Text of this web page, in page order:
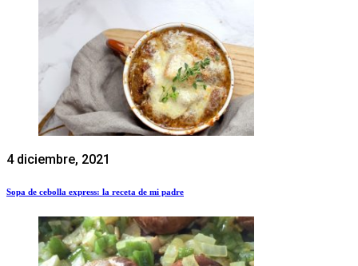
4 diciembre, 2021
Sopa de cebolla express: la receta de mi padre